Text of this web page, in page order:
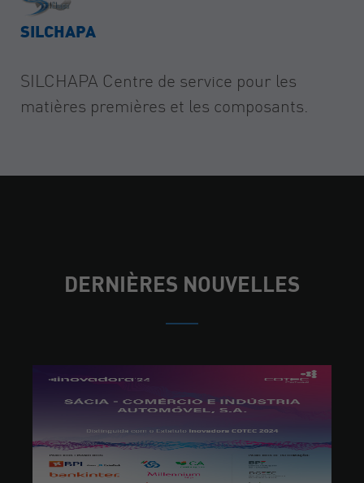
SILCHAPA
SILCHAPA Centre de service pour les
matières premières et les composants.
DERNIÈRES NOUVELLES